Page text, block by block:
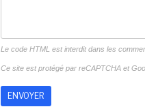
Le code HTML est interdit dans les
Ce site est protégé par reCAPTCHA et